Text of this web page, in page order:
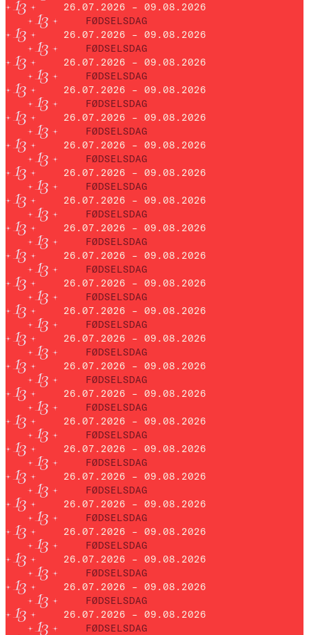
26.07.2026 – 09.08.2026
FØDSELSDAG
26.07.2026 – 09.08.2026
FØDSELSDAG
26.07.2026 – 09.08.2026
FØDSELSDAG
26.07.2026 – 09.08.2026
FØDSELSDAG
26.07.2026 – 09.08.2026
FØDSELSDAG
26.07.2026 – 09.08.2026
FØDSELSDAG
26.07.2026 – 09.08.2026
FØDSELSDAG
26.07.2026 – 09.08.2026
FØDSELSDAG
26.07.2026 – 09.08.2026
FØDSELSDAG
26.07.2026 – 09.08.2026
FØDSELSDAG
26.07.2026 – 09.08.2026
FØDSELSDAG
26.07.2026 – 09.08.2026
FØDSELSDAG
26.07.2026 – 09.08.2026
FØDSELSDAG
26.07.2026 – 09.08.2026
FØDSELSDAG
26.07.2026 – 09.08.2026
FØDSELSDAG
26.07.2026 – 09.08.2026
FØDSELSDAG
26.07.2026 – 09.08.2026
FØDSELSDAG
26.07.2026 – 09.08.2026
FØDSELSDAG
26.07.2026 – 09.08.2026
FØDSELSDAG
26.07.2026 – 09.08.2026
FØDSELSDAG
26.07.2026 – 09.08.2026
FØDSELSDAG
26.07.2026 – 09.08.2026
FØDSELSDAG
26.07.2026 – 09.08.2026
FØDSELSDAG